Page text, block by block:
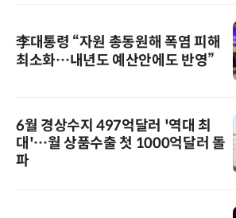
李대통령 “자원 총동원해 폭염 피해
최소화…내년도 예산안에도 반영”
6월 경상수지 497억달러 '역대 최
대'…월 상품수출 첫 1000억달러 돌
파